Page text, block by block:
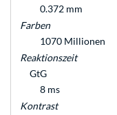
0.372 mm
Farben
1070 Millionen
Reaktionszeit
GtG
8 ms
Kontrast